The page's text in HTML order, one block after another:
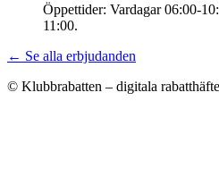
Öppettider: Vardagar 06:00-
11:00.
← Se alla erbjudanden
© Klubbrabatten – digitala